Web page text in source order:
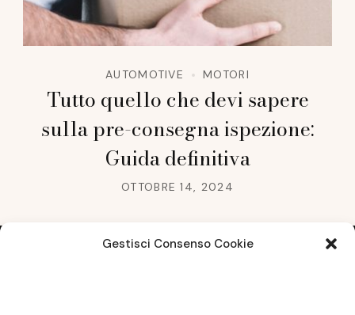
Gestisci Consenso Cookie
AUTOMOTIVE MOTORI
Tutto quello che devi sapere
sulla pre-consegna ispezione:
Guida definitiva
OTTOBRE 14, 2024